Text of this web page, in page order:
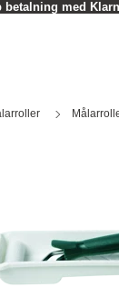
betalning med